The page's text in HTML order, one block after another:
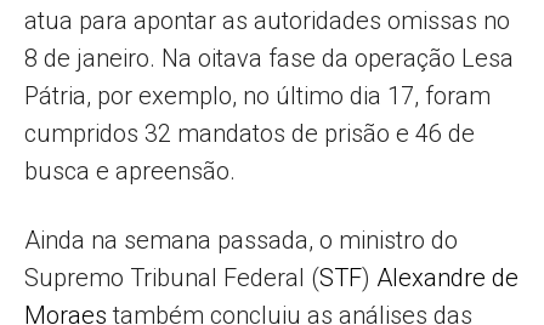
atua para apontar as autoridades omissas no
8 de janeiro. Na oitava fase da operação Lesa
Pátria, por exemplo, no último dia 17, foram
cumpridos 32 mandatos de prisão e 46 de
busca e apreensão.
Ainda na semana passada, o ministro do
Supremo Tribunal Federal (STF) Alexandre de
Moraes também concluiu as análises das